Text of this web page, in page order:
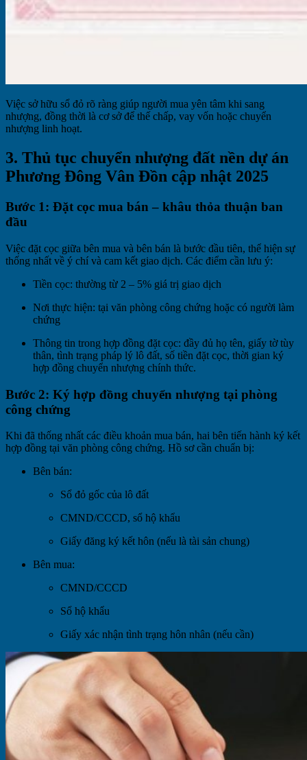
Việc sở hữu sổ đỏ rõ ràng giúp người mua yên tâm khi sang
nhượng, đồng thời là cơ sở để thế chấp, vay vốn hoặc chuyển
nhượng linh hoạt.
3. Thủ tục chuyển nhượng đất nền dự án
Phương Đông Vân Đồn cập nhật 2025
Bước 1: Đặt cọc mua bán – khâu thỏa thuận ban
đầu
Việc đặt cọc giữa bên mua và bên bán là bước đầu tiên, thể hiện sự
thống nhất về ý chí và cam kết giao dịch. Các điểm cần lưu ý:
Tiền cọc: thường từ 2 – 5% giá trị giao dịch
Nơi thực hiện: tại văn phòng công chứng hoặc có người làm
chứng
Thông tin trong hợp đồng đặt cọc: đầy đủ họ tên, giấy tờ tùy
thân, tình trạng pháp lý lô đất, số tiền đặt cọc, thời gian ký
hợp đồng chuyển nhượng chính thức.
Bước 2: Ký hợp đồng chuyển nhượng tại phòng
công chứng
Khi đã thống nhất các điều khoản mua bán, hai bên tiến hành ký kết
hợp đồng tại văn phòng công chứng. Hồ sơ cần chuẩn bị:
Bên bán:
Sổ đỏ gốc của lô đất
CMND/CCCD, sổ hộ khẩu
Giấy đăng ký kết hôn (nếu là tài sản chung)
Bên mua:
CMND/CCCD
Sổ hộ khẩu
Giấy xác nhận tình trạng hôn nhân (nếu cần)